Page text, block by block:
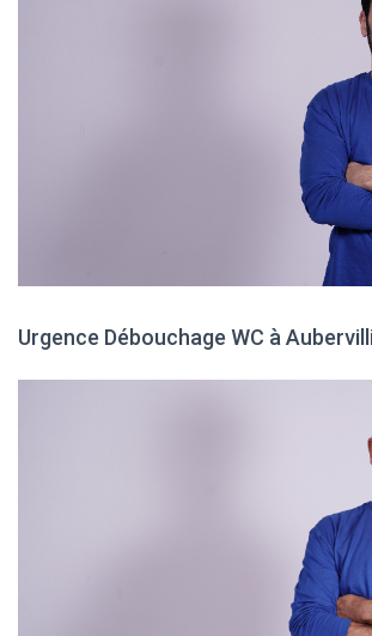
Urgence Débouchage WC à